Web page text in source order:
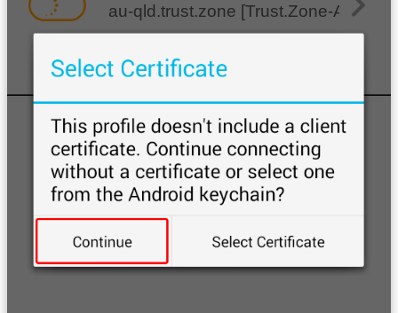
au-qld.trust.zone [Trust.Zone-